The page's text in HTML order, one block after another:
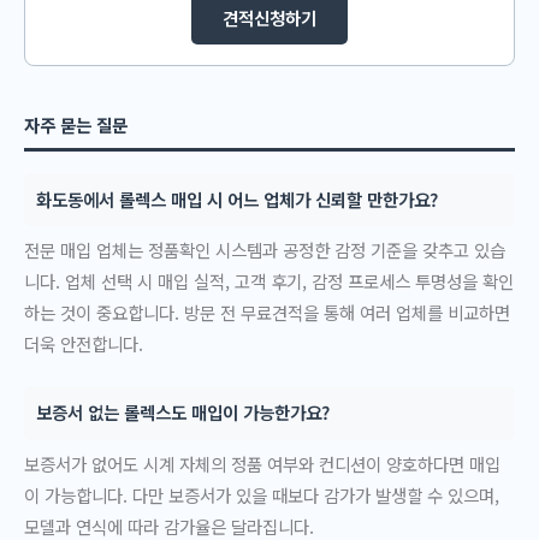
견적신청하기
자주 묻는 질문
화도동에서 롤렉스 매입 시 어느 업체가 신뢰할 만한가요?
전문 매입 업체는 정품확인 시스템과 공정한 감정 기준을 갖추고 있습
니다. 업체 선택 시 매입 실적, 고객 후기, 감정 프로세스 투명성을 확인
하는 것이 중요합니다. 방문 전 무료견적을 통해 여러 업체를 비교하면
더욱 안전합니다.
보증서 없는 롤렉스도 매입이 가능한가요?
보증서가 없어도 시계 자체의 정품 여부와 컨디션이 양호하다면 매입
이 가능합니다. 다만 보증서가 있을 때보다 감가가 발생할 수 있으며,
모델과 연식에 따라 감가율은 달라집니다.